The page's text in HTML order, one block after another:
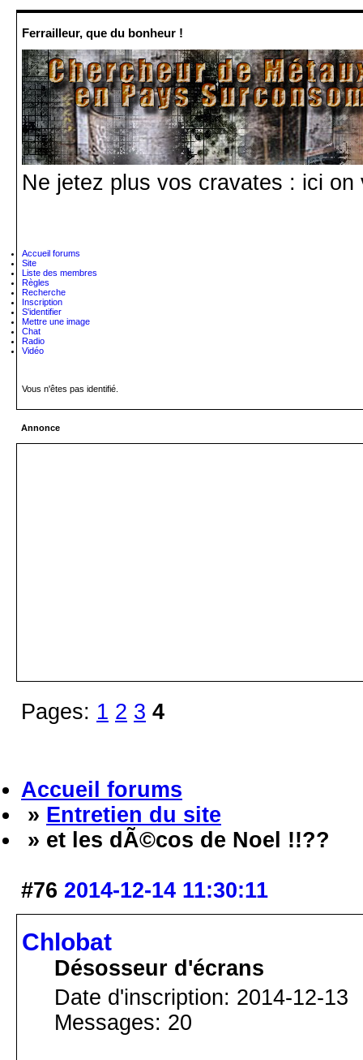
Ferrailleur, que du bonheur !
Ne jetez plus vos cravates : ici
Accueil forums
Site
Liste des membres
Règles
Recherche
Inscription
S'identifier
Mettre une image
Chat
Radio
Vidéo
Vous n'êtes pas identifié.
Annonce
Pages: 1 2 3 4
Accueil forums
» Entretien du site
» et les dÃ©cos de Noel !!??
#76 2014-12-14 11:30:11
Chlobat
Désosseur d'écrans
Date d'inscription: 2014-12-13
Messages: 20